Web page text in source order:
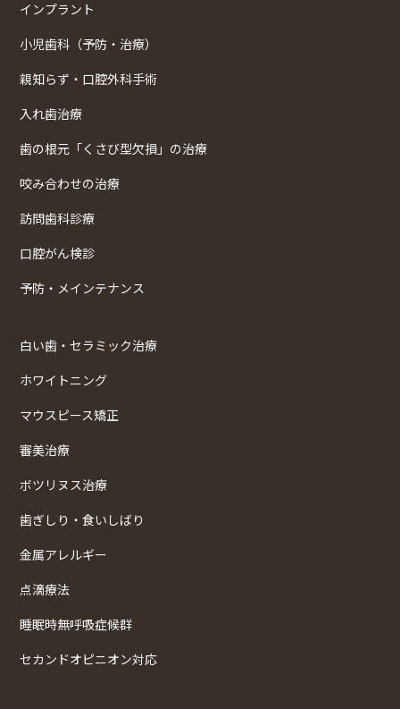
インプラント
小児歯科（予防・治療）
親知らず・口腔外科手術
入れ歯治療
歯の根元「くさび型欠損」の治療
咬み合わせの治療
訪問歯科診療
口腔がん検診
予防・メインテナンス
白い歯・セラミック治療
ホワイトニング
マウスピース矯正
審美治療
ボツリヌス治療
歯ぎしり・食いしばり
金属アレルギー
点滴療法
睡眠時無呼吸症候群
セカンドオピニオン対応